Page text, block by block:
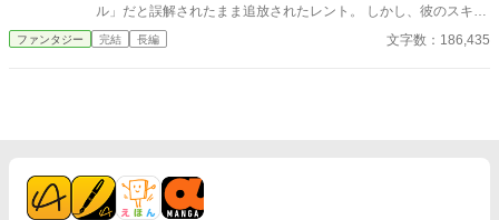
ル」だと誤解されたまま追放されたレント。 しかし、彼のスキル
は文字通り『無限』の容量を持つ次元収納に加え、得た経験値を
貯蓄し、仲間へ『分配』できる超チート能力だった！ 失意の中、
驚異的な速度で成長を遂げる。 これは、ゴミスキルだと蔑まれた
少年が、最強の仲間たちと共にどん底から成り上がり、やがて自
ファンタジー 完結 長編 文字数：186,435